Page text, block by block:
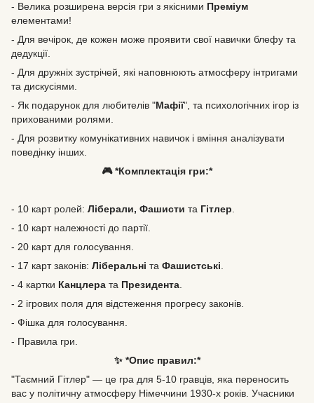
- Велика розширена версія гри з якісними Преміум
елементами!
- Для вечірок, де кожен може проявити свої навички блефу та
дедукції.
- Для дружніх зустрічей, які наповнюють атмосферу інтригами
та дискусіями.
- Як подарунок для любителів "Мафії", та психологічних ігор із
прихованими ролями.
- Для розвитку комунікативних навичок і вміння аналізувати
поведінку інших.
🎮 *Комплектація гри:*
- 10 карт ролей: Ліберали, Фашисти та Гітлер
- 10 карт належності до партії.
- 20 карт для голосування.
- 17 карт законів: Ліберальні та Фашистські
- 4 картки Канцлера та Президента
- 2 ігрових поля для відстеження прогресу законів.
- Фішка для голосування.
- Правила гри.
✨ *Опис правил:*
"Таємний Гітлер" — це гра для 5-10 гравців, яка переносить
вас у політичну атмосферу Німеччини 1930-х років. Учасники